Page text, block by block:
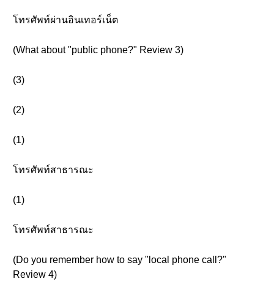
โทรศัพท์ผ่านอินเทอร์เน็ต
(What about "public phone?" Review 3)
(3)
(2)
(1)
โทรศัพท์สาธารณะ
(1)
โทรศัพท์สาธารณะ
(Do you remember how to say "local phone call?"
Review 4)